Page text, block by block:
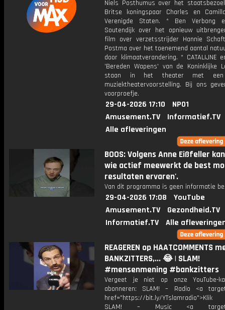
Niels Posthumus over het
Britse koningspaar Charles en
Verenigde Staten. * Ben Verbong
Soutendijk over het opnieuw
film over verzetsstrijder Hannie
Postma over het toenemend aantal
door klimaatverandering. * CATALIJNE
'Bereden Wapens' van de Koninklijke
staan in het theater met een
muziektheatervoorstelling. Bij ons
voorproefje.
29-04-2026 17:10
NPO1
Amusement.TV
Informatief.TV
Alle afleveringen
BOOS: Volgens Anne Eißfeller
wie actief meewerkt de best
resultaten ervaren'.
Van dit programma is geen informatie
29-04-2026 17:08
YouTube
Amusement.TV
Gezondheid.TV
Informatief.TV
Alle
REAGEREN op HAATCOMMENTS
BANKZITTERS,... 😂 | SLAM!
#mensenmening #bankzitters
Vergeet je niet op onze YouTube-
abonneren: SLAM! – Radio <a
href="https://bit.ly/
SLAM! – Music <a